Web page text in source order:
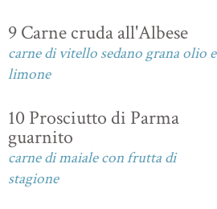
9 Carne cruda all'Albese
carne di vitello sedano grana olio e
limone
10 Prosciutto di Parma
guarnito
carne di maiale con frutta di
stagione